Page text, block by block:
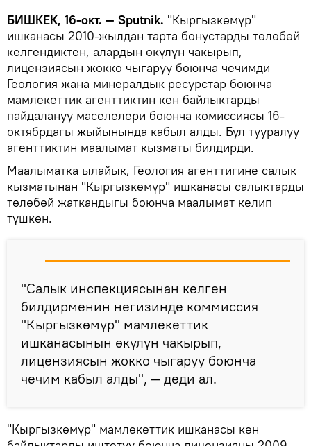
БИШКЕК, 16-окт. — Sputnik. "Кыргызкөмүр"
ишканасы 2010-жылдан тарта бонустарды төлөбөй
келгендиктен, алардын өкүлүн чакырып,
лицензиясын жокко чыгаруу боюнча чечимди
Геология жана минералдык ресурстар боюнча
мамлекеттик агенттиктин кен байлыктарды
пайдалануу маселелери боюнча комиссиясы 16-
октябрдагы жыйынында кабыл алды. Бул тууралуу
агенттиктин маалымат кызматы билдирди.
Маалыматка ылайык, Геология агенттигине салык
кызматынан "Кыргызкөмүр" ишканасы салыктарды
төлөбөй жаткандыгы боюнча маалымат келип
түшкөн.
"Салык инспекциясынан келген
билдирменин негизинде коммиссия
"Кыргызкөмүр" мамлекеттик
ишканасынын өкүлүн чакырып,
лицензиясын жокко чыгаруу боюнча
чечим кабыл алды", — деди ал.
"Кыргызкөмүр" мамлекеттик ишканасы кен